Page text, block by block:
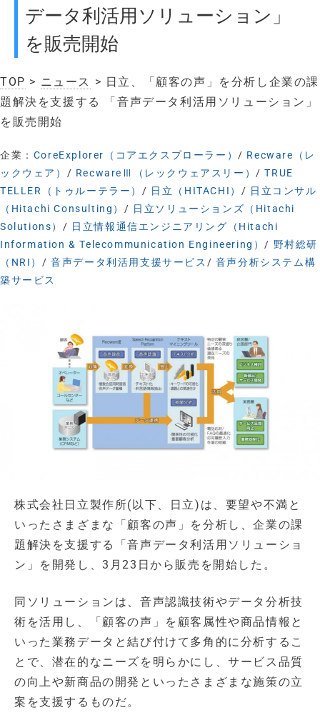
データ利活用ソリューション」
を販売開始
TOP > ニュース > 日立、「顧客の声」を分析し企業の課
題解決を支援する 「音声データ利活用ソリューション」
を販売開始
企業： CoreExplorer（コアエクスプローラー）/ Recware（レ
ックウェア） / RecwareⅢ（レックウェアスリー）/TRUE
TELLER（トゥルーテラー） / 日立（HITACHI） / 日立コンサル
（Hitachi Consulting） / 日立ソリューションズ（Hitachi
Solutions） / 日立情報通信エンジニアリング（Hitachi
Information & Telecommunication Engineering）/ 野村総研
（NRI） /音声データ利活用支援サービス / 音声分析システム構
築サービス
株式会社日立製作所(以下、日立)は、要望や不満と
いったさまざまな「顧客の声」を分析し、企業の課
題解決を支援する「音声データ利活用ソリューショ
ン」を開発し、3月23日から販売を開始した。
同ソリューションは、音声認識技術やデータ分析技
術を活用し、「顧客の声」を顧客属性や商品情報と
いった業務データと結び付けて多角的に分析するこ
とで、潜在的なニーズを明らかにし、サービス品質
の向上や新商品の開発といったさまざまな施策の立
案を支援するものだ。